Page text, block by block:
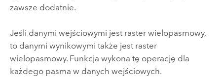
zawsze dodatnie.
Jeśli danymi wejściowymi jest raster wielopasmowy,
to danymi wynikowymi także jest raster
wielopasmowy. Funkcja wykona tę operację dla
każdego pasma w danych wejściowych.